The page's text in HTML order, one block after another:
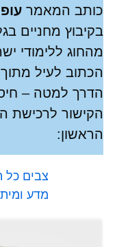
כותב המאמר
בקיבוץ מחניים
מהחוג ללימודי
הכתוב לעיל
הדרך למטה –
הקישור לרכישת
הראשון:
צבים כל
מדע